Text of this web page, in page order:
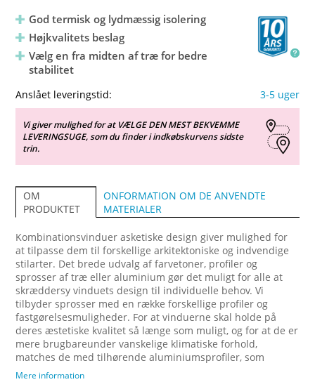
God termisk og lydmæssig isolering
Højkvalitets beslag
Vælg en fra midten af træ for bedre
stabilitet
Anslået leveringstid: 3-5 uger
Vi giver mulighed for at VÆLGE DEN MEST BEKVEMME
LEVERINGSUGE, som du finder i indkøbskurvens sidste
trin.
OM
PRODUKTET
ONFORMATION OM DE ANVENDTE
MATERIALER
Kombinationsvinduer asketiske design giver mulighed for
at tilpasse dem til forskellige arkitektoniske og indvendige
stilarter. Det brede udvalg af farvetoner, profiler og
sprosser af træ eller aluminium gør det muligt for alle at
skræddersy vinduets design til individuelle behov. Vi
tilbyder sprosser med en række forskellige profiler og
fastgørelsesmuligheder. For at vinduerne skal holde på
deres æstetiske kvalitet så længe som muligt, og for at de er
mere brugbareunder vanskelige klimatiske forhold,
matches de med tilhørende aluminiumsprofiler, som
fastgøres på ydersiden. Forvandl dit hjem med vores
Mere information